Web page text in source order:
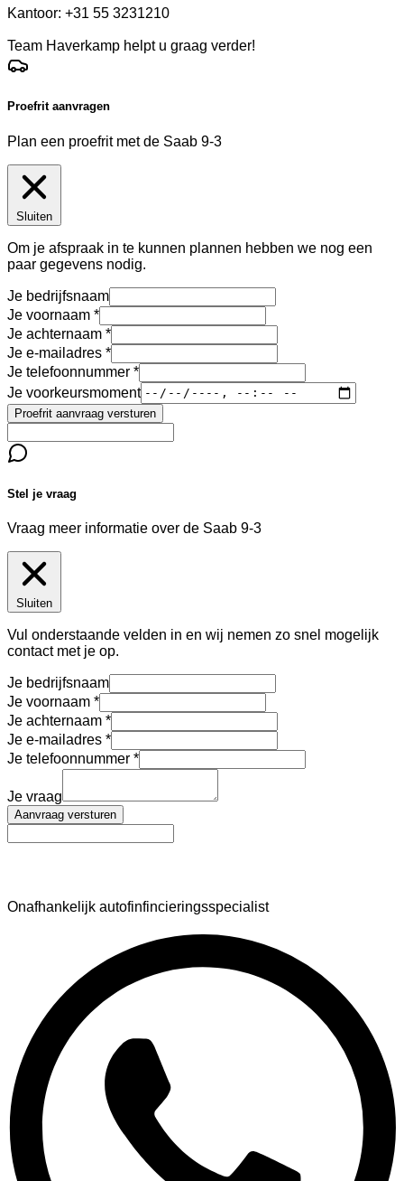
Kantoor: +31 55 3231210
Team Haverkamp helpt u graag verder!
Proefrit aanvragen
Plan een proefrit met de Saab 9-3
Sluiten
Om je afspraak in te kunnen plannen hebben we nog een
paar gegevens nodig.
Je bedrijfsnaam
Je voornaam
Je achternaam
Je e-mailadres
Je telefoonnummer
Je voorkeursmoment
Proefrit aanvraag versturen
Stel je vraag
Vraag meer informatie over de Saab 9-3
Sluiten
Vul onderstaande velden in en wij nemen zo snel mogelijk
contact met je op.
Je bedrijfsnaam
Je voornaam
Je achternaam
Je e-mailadres
Je telefoonnummer
Je vraag
Aanvraag versturen
Onafhankelijk autofinfincieringsspecialist